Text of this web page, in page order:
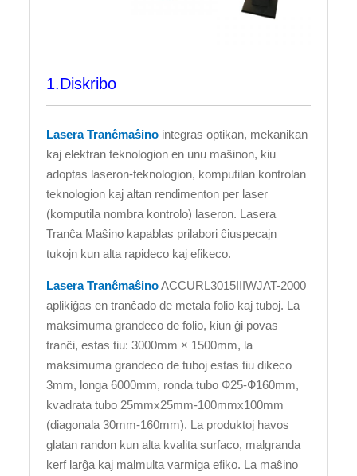
1.Diskribo
Lasera Tranĉmaŝino integras optikan, mekanikan
kaj elektran teknologion en unu maŝinon, kiu
adoptas laseron-teknologion, komputilan kontrolan
teknologion kaj altan rendimenton per laser
(komputila nombra kontrolo) laseron. Lasera
Tranĉa Maŝino kapablas prilabori ĉiuspecajn
tukojn kun alta rapideco kaj efikeco.
Lasera TranĉmaŝinoACCURL3015IIIWJAT-2000
aplikiĝas en tranĉado de metala folio kaj tuboj. La
maksimuma grandeco de folio, kiun ĝi povas
tranĉi, estas tiu: 3000mm × 1500mm, la
maksimuma grandeco de tuboj estas tiu dikeco
3mm, longa 6000mm, ronda tubo Ф25-Ф160mm,
kvadrata tubo 25mmx25mm-100mmx100mm
(diagonala 30mm-160mm). La produktoj havos
glatan randon kun alta kvalita surfaco, malgranda
kerf larĝa kaj malmulta varmiga efiko. La maŝino